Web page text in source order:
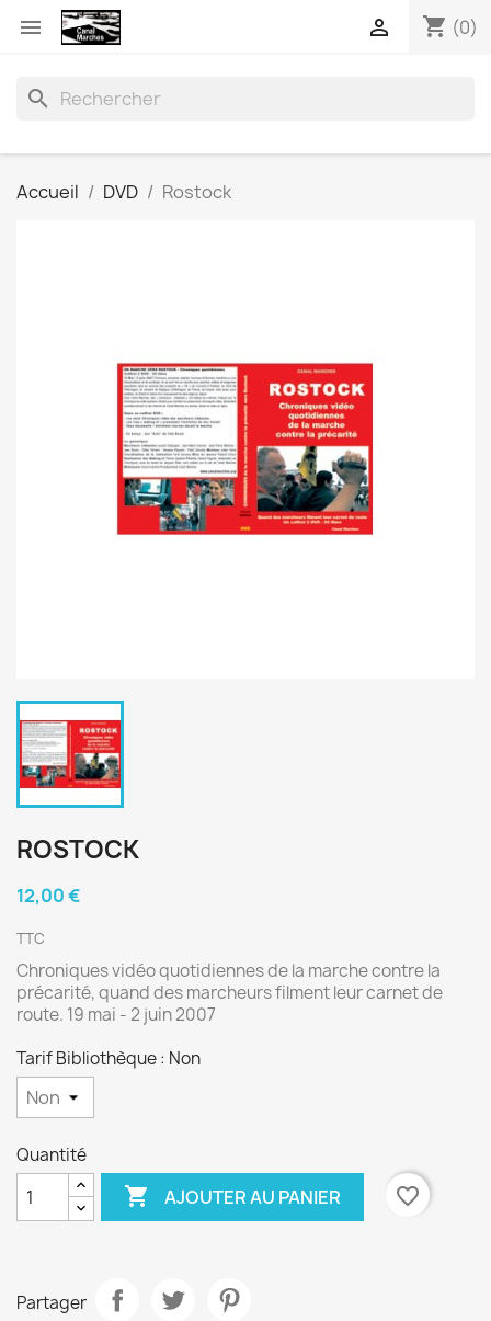
 shopping_cart (0)

search
Accueil DVD Rostock
ROSTOCK
12,00 €
TTC
Chroniques vidéo quotidiennes de la marche contre la
précarité, quand des marcheurs filment leur carnet de
route. 19 mai - 2 juin 2007
Tarif Bibliothèque : Non
Quantité
 AJOUTER AU PANIER favorite_border
Partager